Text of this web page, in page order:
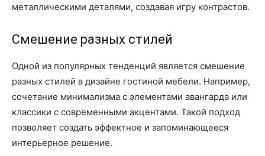
металлическими деталями, создавая игру контрастов.
Смешение разных стилей
Одной из популярных тенденций является смешение
разных стилей в дизайне гостиной мебели. Например,
сочетание минимализма с элементами авангарда или
классики с современными акцентами. Такой подход
позволяет создать эффектное и запоминающееся
интерьерное решение.